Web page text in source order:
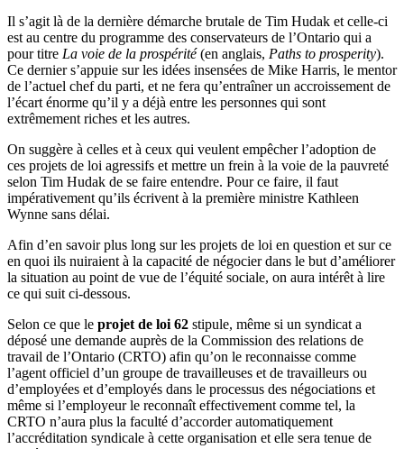
Il s’agit là de la dernière démarche brutale de Tim Hudak et celle-ci
est au centre du programme des conservateurs de l’Ontario qui a
pour titre La voie de la prospérité(en anglais, Paths to prosperity).
Ce dernier s’appuie sur les idées insensées de Mike Harris, le mentor
de l’actuel chef du parti, et ne fera qu’entraîner un accroissement de
l’écart énorme qu’il y a déjà entre les personnes qui sont
extrêmement riches et les autres.
On suggère à celles et à ceux qui veulent empêcher l’adoption de
ces projets de loi agressifs et mettre un frein à la voie de la pauvreté
selon Tim Hudak de se faire entendre. Pour ce faire, il faut
impérativement qu’ils écrivent à la première ministre Kathleen
Wynne sans délai.
Afin d’en savoir plus long sur les projets de loi en question et sur ce
en quoi ils nuiraient à la capacité de négocier dans le but d’améliorer
la situation au point de vue de l’équité sociale, on aura intérêt à lire
ce qui suit ci-dessous.
Selon ce que le projet de loi 62 stipule, même si un syndicat a
déposé une demande auprès de la Commission des relations de
travail de l’Ontario (CRTO) afin qu’on le reconnaisse comme
l’agent officiel d’un groupe de travailleuses et de travailleurs ou
d’employées et d’employés dans le processus des négociations et
même si l’employeur le reconnaît effectivement comme tel, la
CRTO n’aura plus la faculté d’accorder automatiquement
l’accréditation syndicale à cette organisation et elle sera tenue de